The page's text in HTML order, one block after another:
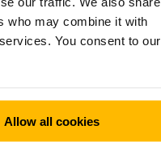
who may combine it with
You consent to our
Allow all cookies
систем:
пропозиціям